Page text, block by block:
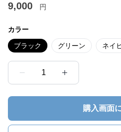
9,000 円
カラー
ブラック グリーン ネイ
1
購入画面